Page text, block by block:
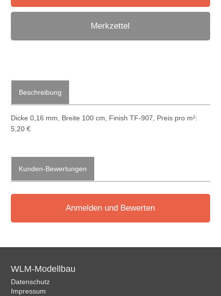
Merkzettel
Beschreibung
Dicke 0,16 mm, Breite 100 cm, Finish TF-907, Preis pro m²:
5,20 €
Kunden-Bewertungen
Anmelden und Bewerten
WLM-Modellbau
Datenschutz
Impressum